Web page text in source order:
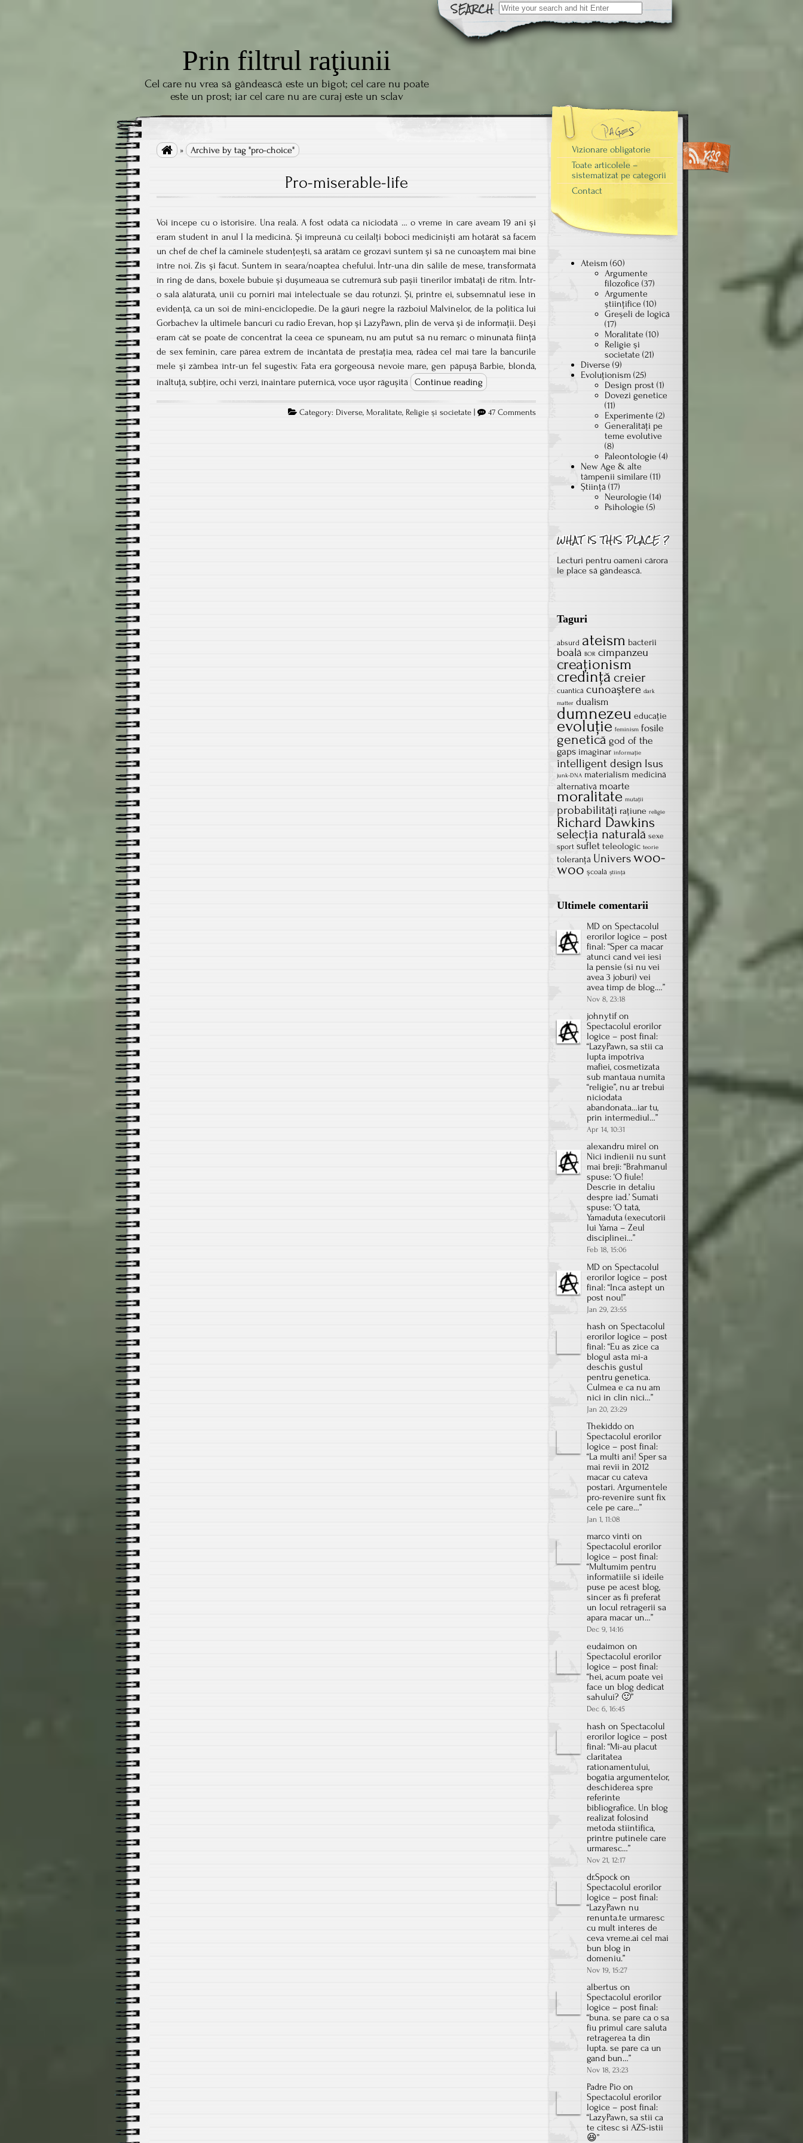
Search
for:
Prin filtrul raţiunii
Cel care nu vrea să gândească este un bigot; cel care nu poate
este un prost; iar cel care nu are curaj este un sclav
 » Archive by tag "pro-choice"
Pro-miserable-life
Voi începe cu o istorisire. Una reală. A fost odată ca niciodată … o vreme în care aveam 19 ani și
eram student în anul I la medicină. Și împreună cu ceilalți boboci mediciniști am hotărât să facem
un chef de chef la căminele studențești, să arătăm ce grozavi suntem și să ne cunoaștem mai bine
între noi. Zis și făcut. Suntem în seara/noaptea chefului. Într-una din sălile de mese, transformată
în ring de dans, boxele bubuie și dușumeaua se cutremură sub pașii tinerilor îmbătați de ritm. Într-
o sală alăturată, unii cu porniri mai intelectuale se dau rotunzi. Și, printre ei, subsemnatul iese în
evidență, ca un soi de mini-enciclopedie. De la găuri negre la războiul Malvinelor, de la politica lui
Gorbachev la ultimele bancuri cu radio Erevan, hop și LazyPawn, plin de vervă și de informații. Deși
eram cât se poate de concentrat la ceea ce spuneam, nu am putut să nu remarc o minunată ființă
de sex feminin, care părea extrem de încântată de prestația mea, râdea cel mai tare la bancurile
mele și zâmbea într-un fel sugestiv. Fata era gorgeousă nevoie mare, gen păpușă Barbie, blondă,
înăltuță, subțire, ochi verzi, înaintare puternică, voce ușor răgușită
Continue reading
Category: Diverse, Moralitate, Religie şi societate | 47 Commentson
Vizionare obligatorie
Toate articolele –
sistematizat pe categorii
Contact
Ateism (60)
Argumente
filozofice (37)
Argumente
ştiinţifice (10)
Greşeli de logică
(17)
Moralitate (10)
Religie şi
societate (21)
Diverse (9)
Evoluţionism (25)
Design prost (1)
Dovezi genetice
(11)
Experimente (2)
Generalităţi pe
teme evolutive
(8)
Paleontologie (4)
New Age & alte
tâmpenii similare (11)
Ştiinţă (17)
Neurologie (14)
Psihologie (5)
Lecturi pentru oameni cărora
le place să gândească.
Taguri
absurd ateism bacterii
boală BOR cimpanzeu
creaţionism
credinţă creier
cuantică cunoaștere dark
matter dualism
dumnezeu educație
evoluţie feminism fosile
genetică god of the
gaps imaginar informație
intelligent design Isus
junk-DNA materialism medicină
alternativă moarte
moralitate mutații
probabilităţi rațiune religie
Richard Dawkins
selecţia naturală sexe
sport suflet teleologic teorie
toleranţă Universwoo-
woo școală știință
Ultimele comentarii
MD on Spectacolul
erorilor logice – post
final: “Sper ca macar
atunci cand vei iesi
la pensie (si nu vei
avea 3 joburi) vei
avea timp de blog.…”
Nov 8, 23:18
johnytifon
Spectacolul erorilor
logice – post final:
“LazyPawn, sa stii ca
lupta impotriva
mafiei, cosmetizata
sub mantaua numita
“religie”, nu ar trebui
niciodata
abandonata…iar tu,
prin intermediul…”
Apr 14, 10:31
alexandru mirel on
Nici indienii nu sunt
mai breji: “Brahmanul
spuse: ‘O fiule!
Descrie în detaliu
despre iad.’ Sumati
spuse: ‘O tată,
Yamaduta (executorii
lui Yama – Zeul
disciplinei…”
Feb 18, 15:06
MD on Spectacolul
erorilor logice – post
final: “Inca astept un
post nou!”
Jan 29, 23:55
hash on Spectacolul
erorilor logice – post
final: “Eu as zice ca
blogul asta mi-a
deschis gustul
pentru genetica.
Culmea e ca nu am
nici in clin nici…”
Jan 20, 23:29
Thekiddo on
Spectacolul erorilor
logice – post final:
“La multi ani! Sper sa
mai revii in 2012
macar cu cateva
postari. Argumentele
pro-revenire sunt fix
cele pe care…”
Jan 1, 11:08
marco vinti on
Spectacolul erorilor
logice – post final:
“Multumim pentru
informatiile si ideile
puse pe acest blog,
sincer as fi preferat
un locul retragerii sa
apara macar un…”
Dec 9, 14:16
eudaimon on
Spectacolul erorilor
logice – post final:
“hei, acum poate vei
face un blog dedicat
sahului? 🙂”
Dec 6, 16:45
hash on Spectacolul
erorilor logice – post
final: “Mi-au placut
claritatea
rationamentului,
bogatia argumentelor,
deschiderea spre
referinte
bibliografice. Un blog
realizat folosind
metoda stiintifica,
printre putinele care
urmaresc…”
Nov 21, 12:17
dr.Spock on
Spectacolul erorilor
logice – post final:
“LazyPawn nu
renunta.te urmaresc
cu mult interes de
ceva vreme.ai cel mai
bun blog in
domeniu.”
Nov 19, 15:27
albertus on
Spectacolul erorilor
logice – post final:
“buna. se pare ca o sa
fiu primul care saluta
retragerea ta din
lupta. se pare ca un
gand bun…”
Nov 18, 23:23
Padre Pio on
Spectacolul erorilor
logice – post final:
“LazyPawn, sa stii ca
te citesc si AZS-istii
😆”